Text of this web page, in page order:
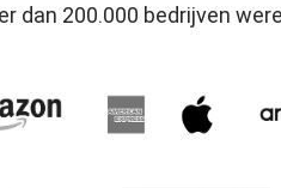
dan 200.000 bedrijven